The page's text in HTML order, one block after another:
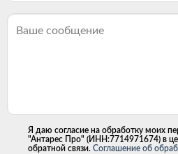
Я даю согласие на обработку моих
"Антарес Про" (ИНН:7714971674) в
обратной связи. Соглашение об